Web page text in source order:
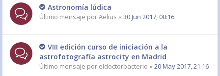
Astronomía lúdica
Último mensaje porAelius « 30 Jun 2017, 00:16
VIII edición curso de iniciación a la
astrofotografía astrocity en Madrid
Último mensaje por eldoctorbacterio « 20 May 2017, 21:16